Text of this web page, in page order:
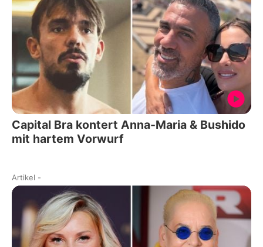
Capital Bra kontert Anna-Maria & Bushido
mit hartem Vorwurf
Artikel -